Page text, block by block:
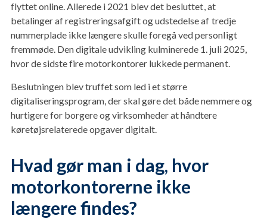
flyttet online. Allerede i 2021 blev det besluttet, at
betalinger af registreringsafgift og udstedelse af tredje
nummerplade ikke længere skulle foregå ved personligt
fremmøde. Den digitale udvikling kulminerede 1. juli 2025,
hvor de sidste fire motorkontorer lukkede permanent.
Beslutningen blev truffet som led i et større
digitaliseringsprogram, der skal gøre det både nemmere og
hurtigere for borgere og virksomheder at håndtere
køretøjsrelaterede opgaver digitalt.
Hvad gør man i dag, hvor
motorkontorerne ikke
længere findes?